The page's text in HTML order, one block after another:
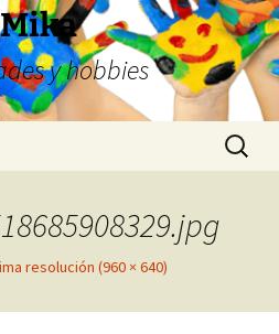
y hobbies
Buscar:
resolución (960 × 640)